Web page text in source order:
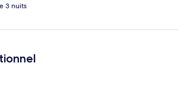
3 nuits